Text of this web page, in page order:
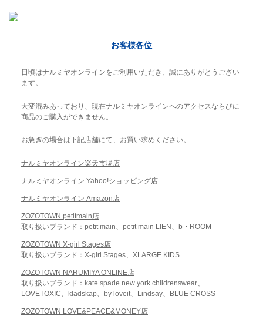
お客様各位
日頃はナルミヤオンラインをご利用いただき、誠にありがとうござい
ます。
大変混みあっており、現在ナルミヤオンラインへのアクセスならびに
商品のご購入ができません。
お急ぎの場合は下記店舗にて、お買い求めください。
ナルミヤオンライン楽天市場店
ナルミヤオンライン Yahoo!ショッピング店
ナルミヤオンライン Amazon店
ZOZOTOWN petitmain店
取り扱いブランド：petit main、petit main LIEN、b・ROOM
ZOZOTOWN X-girl Stages店
取り扱いブランド：X-girl Stages、XLARGE KIDS
ZOZOTOWN NARUMIYA ONLINE店
取り扱いブランド：kate spade new york childrenswear、
LOVETOXIC、kladskap、by loveit、Lindsay、BLUE CROSS
ZOZOTOWN LOVE&PEACE&MONEY店